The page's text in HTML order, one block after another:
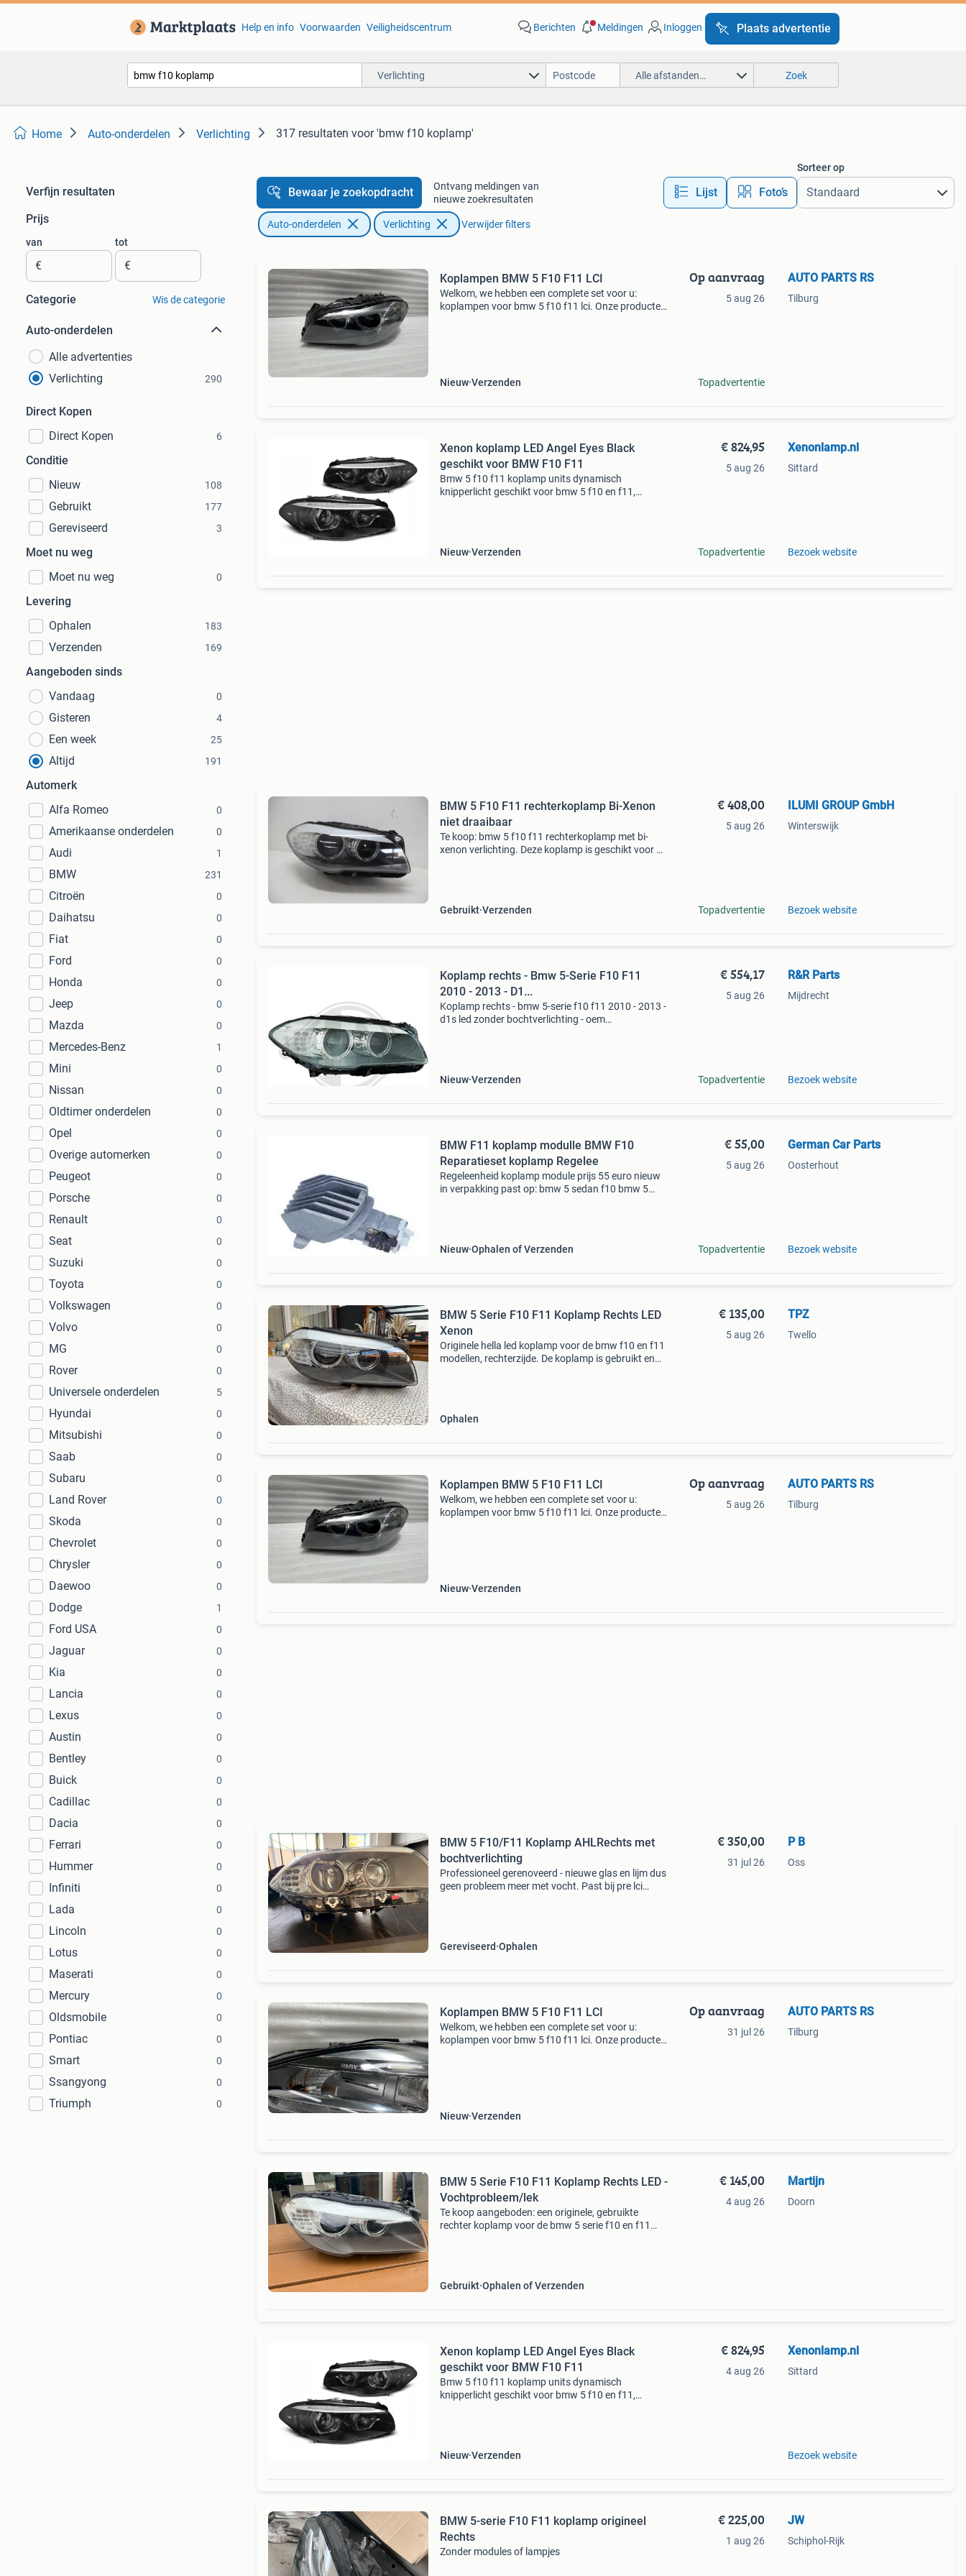
Help en info Voorwaarden Veiligheidscentrum Berichten Meldingen Inloggen Plaats advertentie
Verlichting Alle afstanden… Zoek
Home Auto-onderdelen Verlichting 317 resultaten voor 'bmw f10 koplamp'
Verfijn resultaten
Prijs
van
€
tot
€
Categorie Wis de categorie
Auto-onderdelen
Alle advertenties
Verlichting
290
Direct Kopen
Direct Kopen
6
Conditie
Nieuw
108
Gebruikt 177
Gereviseerd 3
Moet nu weg
Moet nu weg
0
Levering
Ophalen
183
Verzenden 169
Aangeboden sinds
Vandaag
0
Gisteren 4
Een week 25
Altijd 191
Automerk
Alfa Romeo
0
Amerikaanse onderdelen 0
Audi 1
BMW 231
Citroën 0
Daihatsu 0
Fiat 0
Ford 0
Honda 0
Jeep 0
Mazda 0
Mercedes-Benz 1
Mini 0
Nissan 0
Oldtimer onderdelen 0
Opel 0
Overige automerken 0
Peugeot 0
Porsche 0
Renault 0
Seat 0
Suzuki 0
Toyota 0
Volkswagen 0
Volvo 0
MG 0
Rover 0
Universele onderdelen 5
Hyundai 0
Mitsubishi 0
Saab 0
Subaru 0
Land Rover 0
Skoda 0
Chevrolet 0
Chrysler 0
Daewoo 0
Dodge 1
Ford USA 0
Jaguar 0
Kia 0
Lancia 0
Lexus 0
Austin 0
Bentley 0
Buick 0
Cadillac 0
Dacia 0
Ferrari 0
Hummer 0
Infiniti 0
Lada 0
Lincoln 0
Lotus 0
Maserati 0
Mercury 0
Oldsmobile 0
Pontiac 0
Smart 0
Ssangyong 0
Triumph 0
Bewaar je zoekopdracht
Ontvang meldingen van
nieuwe zoekresultaten
Lijst Foto’s
Sorteer op
Auto-onderdelen Verlichting Verwijder filters
Koplampen BMW 5 F10 F11 LCI
Welkom, we hebben een complete set voor u:
koplampen voor bmw 5 f10 f11 lci. Onze producten
Nieuw Verzenden
Op aanvraag
5 aug 26
Topadvertentie
AUTO PARTS RS
Tilburg
Xenon koplamp LED Angel Eyes Black
geschikt voor BMW F10 F11
Bmw 5 f10 f11 koplamp units dynamisch
knipperlicht geschikt voor bmw 5 f10 en f11,
Nieuw Verzenden
€ 824,95
5 aug 26
Topadvertentie
Xenonlamp.nl
Sittard
Bezoek website
BMW 5 F10 F11 rechterkoplamp Bi-Xenon
niet draaibaar
Te koop: bmw 5 f10 f11 rechterkoplamp met bi-
xenon verlichting. Deze koplamp is geschikt voor de
Gebruikt Verzenden
€ 408,00
5 aug 26
Topadvertentie
ILUMI GROUP GmbH
Winterswijk
Bezoek website
Koplamp rechts - Bmw 5-Serie F10 F11
2010 - 2013 - D1...
Koplamp rechts - bmw 5-serie f10 f11 2010 - 2013 -
d1s led zonder bochtverlichting - oem
Nieuw Verzenden
€ 554,17
5 aug 26
Topadvertentie
R&R Parts
Mijdrecht
Bezoek website
BMW F11 koplamp modulle BMW F10
Reparatieset koplamp Regelee
Regeleenheid koplamp module prijs 55 euro nieuw
in verpakking past op: bmw 5 sedan f10 bmw 5
Nieuw Ophalen of Verzenden
€ 55,00
5 aug 26
Topadvertentie
German Car Parts
Oosterhout
Bezoek website
BMW 5 Serie F10 F11 Koplamp Rechts LED
Xenon
Originele hella led koplamp voor de bmw f10 en f11
modellen, rechterzijde. De koplamp is gebruikt en
Ophalen
€ 135,00
5 aug 26
TPZ
Twello
Koplampen BMW 5 F10 F11 LCI
Welkom, we hebben een complete set voor u:
koplampen voor bmw 5 f10 f11 lci. Onze producten
Nieuw Verzenden
Op aanvraag
5 aug 26
AUTO PARTS RS
Tilburg
BMW 5 F10/F11 Koplamp AHLRechts met
bochtverlichting
Professioneel gerenoveerd - nieuwe glas en lijm dus
geen probleem meer met vocht. Past bij pre lci
Gereviseerd Ophalen
€ 350,00
31 jul 26
P B
Oss
Koplampen BMW 5 F10 F11 LCI
Welkom, we hebben een complete set voor u:
koplampen voor bmw 5 f10 f11 lci. Onze producten
Nieuw Verzenden
Op aanvraag
31 jul 26
AUTO PARTS RS
Tilburg
BMW 5 Serie F10 F11 Koplamp Rechts LED -
Vochtprobleem/lek
Te koop aangeboden: een originele, gebruikte
rechter koplamp voor de bmw 5 serie f10 en f11
Gebruikt Ophalen of Verzenden
€ 145,00
4 aug 26
Martijn
Doorn
Xenon koplamp LED Angel Eyes Black
geschikt voor BMW F10 F11
Bmw 5 f10 f11 koplamp units dynamisch
knipperlicht geschikt voor bmw 5 f10 en f11,
Nieuw Verzenden
€ 824,95
4 aug 26
Xenonlamp.nl
Sittard
Bezoek website
BMW 5-serie F10 F11 koplamp origineel
Rechts
Zonder modules of lampjes
€ 225,00
1 aug 26
JW
Schiphol-Rijk